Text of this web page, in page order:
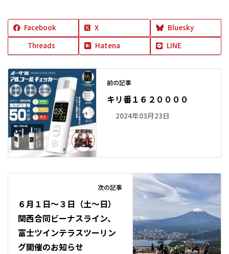
Facebook X
Bluesky
Threads
Hatena LINE
前の記事
キリ番１６２００００
2024年03月23日
次の記事
６月１日～３日（土～日）
関西合同ビーナスライン、
富士ツインテラスツーリン
グ開催のお知らせ